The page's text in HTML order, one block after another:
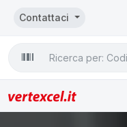
Contattaci
